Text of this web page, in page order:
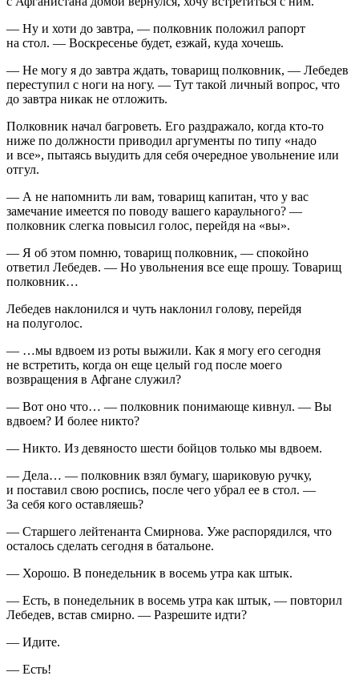
— Ну и хоти до завтра, — полковник положил рапорт
на стол. — Воскресенье будет, езжай, куда хочешь.
— Не могу я до завтра ждать, товарищ полковник, — Лебедев
переступил с ноги на ногу. — Тут такой личный вопрос, что
до завтра никак не отложить.
Полковник начал багроветь. Его раздражало, когда кто-то
ниже по должности приводил аргументы по типу «надо
и все», пытаясь выудить для себя очередное увольнение или
отгул.
— А не напомнить ли вам, товарищ капитан, что у вас
замечание имеется по поводу вашего караульного? —
полковник слегка повысил голос, перейдя на «вы».
— Я об этом помню, товарищ полковник, — спокойно
ответил Лебедев. — Но увольнения все еще прошу. Товарищ
полковник…
Лебедев наклонился и чуть наклонил голову, перейдя
на полуголос.
— …мы вдвоем из роты выжили. Как я могу его сегодня
не встретить, когда он еще целый год после моего
возвращения в Афгане служил?
— Вот оно что… — полковник понимающе кивнул. — Вы
вдвоем? И более никто?
— Никто. Из девяносто шести бойцов только мы вдвоем.
— Дела… — полковник взял бумагу, шариковую ручку,
и поставил свою роспись, после чего убрал ее в стол. —
За себя кого оставляешь?
— Старшего лейтенанта Смирнова. Уже распорядился, что
осталось сделать сегодня в батальоне.
— Хорошо. В понедельник в восемь утра как штык.
— Есть, в понедельник в восемь утра как штык, — повторил
Лебедев, встав смирно. — Разрешите идти?
— Идите.
— Есть!